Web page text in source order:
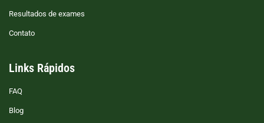
Resultados de exames
Contato
Links Rápidos
FAQ
Blog